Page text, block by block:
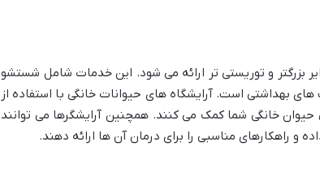
بزرگتر و توریستی تر ارائه می شود. این خدمات شامل شستشو
بهداشتی است. آرایشگاه های حیوانات خانگی با استفاده از
خانگی شما کمک می کنند. همچنین آرایشگرها می توانند
راهکارهای مناسبی را برای درمان آن ها ارائه دهند.